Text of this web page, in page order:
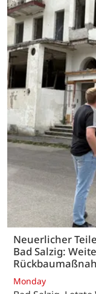
Neuerlicher
Bad Salzig:
Monday